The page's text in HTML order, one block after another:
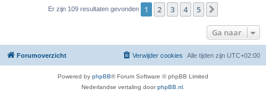
Er zijn 109 resultaten gevonden 1 2 3 4 5
Ga naar
Forumoverzicht Alle tijden zijn UTC+02:00
Verwijder cookies
Powered by phpBB® Forum Software © phpBB Limited
Nederlandse vertaling doorphpBB.nl